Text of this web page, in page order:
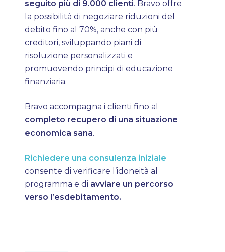
seguito più di 9.000 clienti. Bravo offre
la possibilità di negoziare riduzioni del
debito fino al 70%, anche con più
creditori, sviluppando piani di
risoluzione personalizzati e
promuovendo principi di educazione
finanziaria.
Bravo accompagna i clienti fino al
completo recupero di una situazione
economica sana.
Richiedere una consulenza iniziale
consente di verificare l’idoneità al
programma e di avviare un percorso
verso l’esdebitamento.